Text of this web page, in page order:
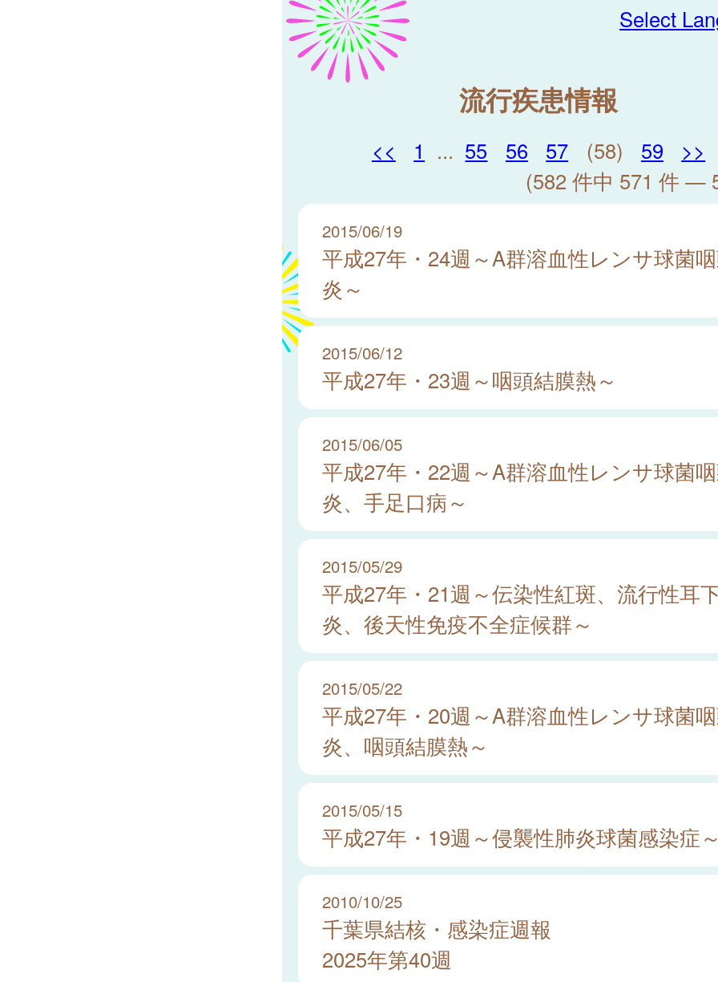
Select
流行疾患情報
<< 1 ... 55 56 57 (58) 59
>>
(582 件中 571 件 —
2015/06/19
平成27年・24週～A群溶血性レンサ球菌
炎～
2015/06/12
平成27年・23週～咽頭結膜熱～
2015/06/05
平成27年・22週～A群溶血性レンサ球菌
炎、手足口病～
2015/05/29
平成27年・21週～伝染性紅斑、流行性耳
炎、後天性免疫不全症候群～
2015/05/22
平成27年・20週～A群溶血性レンサ球菌
炎、咽頭結膜熱～
2015/05/15
平成27年・19週～侵襲性肺炎球菌感染症
2010/10/25
千葉県結核・感染症週報
2025年第40週